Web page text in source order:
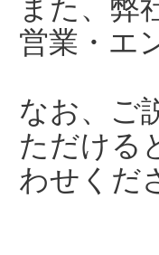
また、弊
営業・エ
なお、ご
ただける
わせくだ